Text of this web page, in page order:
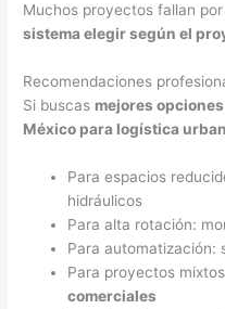
Muchos proyectos fallan
sistema elegir según el
Recomendaciones
Si buscas mejores
México para logística
Para espacios
hidráulicos
Para alta rotación:
Para automatización:
Para proyectos
comerciales